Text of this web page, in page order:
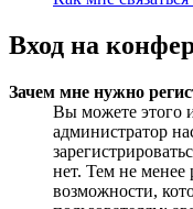
Вход на
Зачем мне нужно
Вы можете этого
администратор
нет. Тем не менее
возможности,